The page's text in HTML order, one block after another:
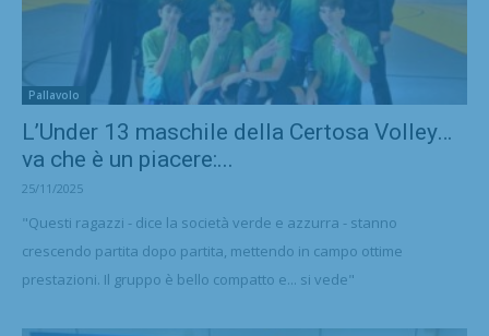
Pallavolo
L’Under 13 maschile della Certosa Volley…
va che è un piacere:...
25/11/2025
"Questi ragazzi - dice la società verde e azzurra - stanno
crescendo partita dopo partita, mettendo in campo ottime
prestazioni. Il gruppo è bello compatto e... si vede"